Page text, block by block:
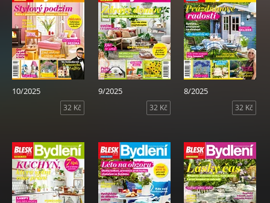
10/2025
32 Kč
9/2025
32 Kč
8/2025
32 Kč